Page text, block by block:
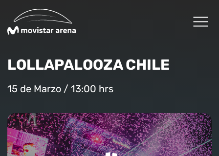
Cartelera
Arena Fans
Arena News
LOLLAPALOOZA CHILE
15 de Marzo / 13:00 hrs